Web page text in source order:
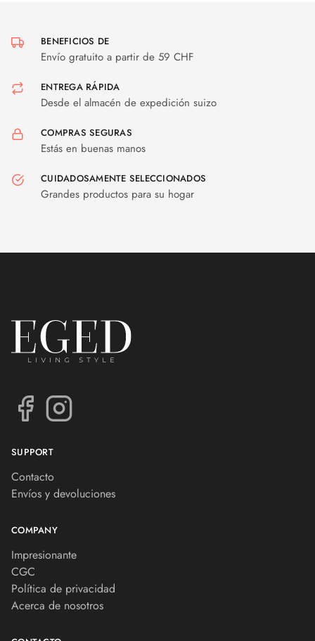
BENEFICIOS DE
Envío gratuito a partir de 59 CHF
ENTREGA RÁPIDA
Desde el almacén de expedición suizo
COMPRAS SEGURAS
Estás en buenas manos
CUIDADOSAMENTE SELECCIONADOS
Grandes productos para su hogar
SUPPORT
Contacto
Envíos y devoluciones
COMPANY
Impresionante
CGC
Política de privacidad
Acerca de nosotros